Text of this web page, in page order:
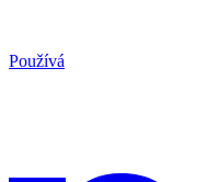
Používá